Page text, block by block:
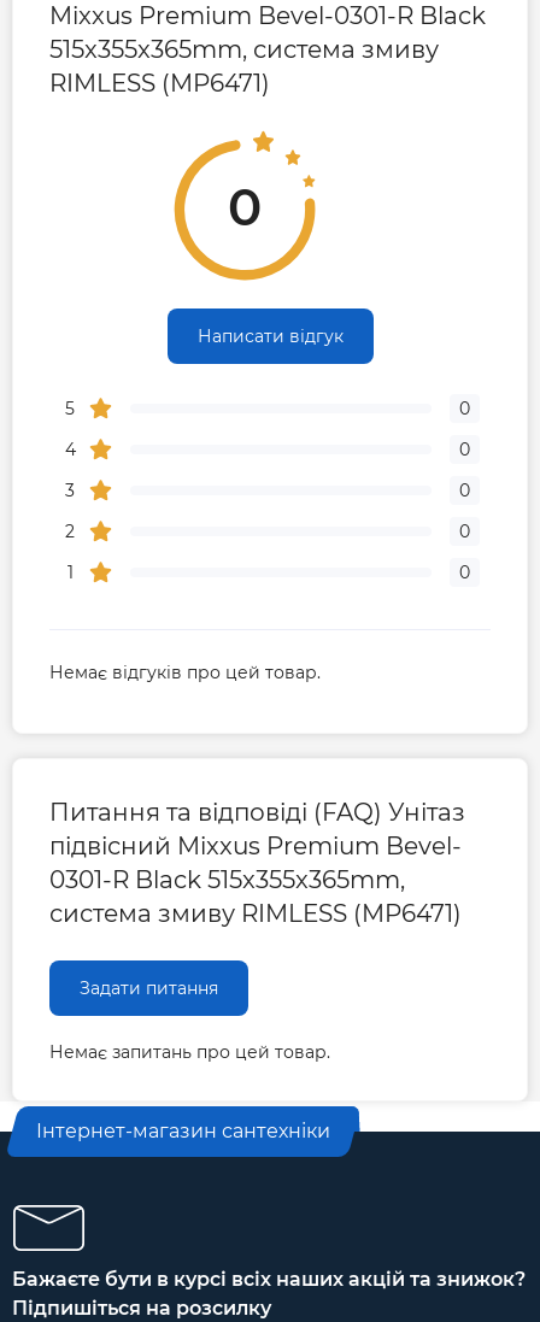
Mixxus Premium Bevel-0301-R Black
515x355x365mm, система змиву
RIMLESS (MP6471)
0
Написати відгук
5
0
4
0
3
0
2
0
1
0
Немає відгуків про цей товар.
Питання та відповіді (FAQ) Унітаз
підвісний Mixxus Premium Bevel-
0301-R Black 515x355x365mm,
система змиву RIMLESS (MP6471)
Задати питання
Немає запитань про цей товар.
Інтернет-магазин сантехніки
Бажаєте бути в курсі всіх наших акцій та знижок?
Підпишіться на розсилку